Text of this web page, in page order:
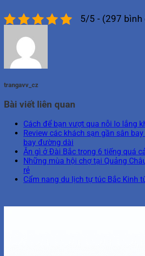
5/5 - (297 bình
trangavv_cz
Bài viết liên quan
Cách để bạn vượt qua nỗi lo lắng
Review các khách sạn gần sân
bay đường dài
Ăn gì ở Đài Bắc trong 6 tiếng quá
Những mùa hội chợ tại Quảng
rẻ
Cẩm nang du lịch tự túc Bắc Kinh